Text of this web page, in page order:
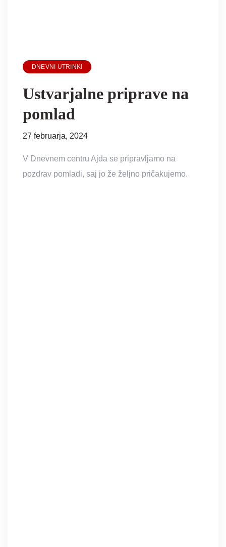
DNEVNI UTRINKI
Ustvarjalne priprave na
pomlad
27 februarja, 2024
V Dnevnem centru Ajda se pripravljamo na
pozdrav pomladi, saj jo že željno pričakujemo.